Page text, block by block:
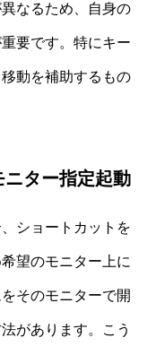
なるため、自身の
要です。特にキー
動を補助するもの
ター指定起動
ショートカットを
望のモニター上に
そのモニターで開
があります。こう